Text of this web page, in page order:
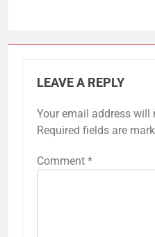
LEAVE A REPLY
Your email address will
Required fields are
Comment *